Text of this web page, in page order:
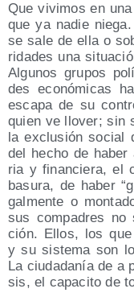
Que vivi­mos en
que ya nadie
se sale de ella o
ri­da­des una
Algu­nos gru­pos
des eco­nó­mi­cas
esca­pa de su
quien ve llo­ver; sin
la exclu­sión social
del hecho de
ria y finan­cie­ra, el
basu­ra, de haber
gal­men­te o
sus com­pa­dres
ción. Ellos, los
y su sis­te­ma son
La ciu­da­da­nía de a
sis, el capa­ci­to de